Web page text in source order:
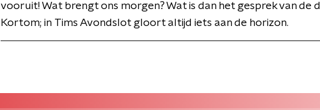
vooruit! Wat brengt ons morgen? Wat is dan het gesprek van de
Kortom; in Tims Avondslot gloort altijd iets aan de horizon.